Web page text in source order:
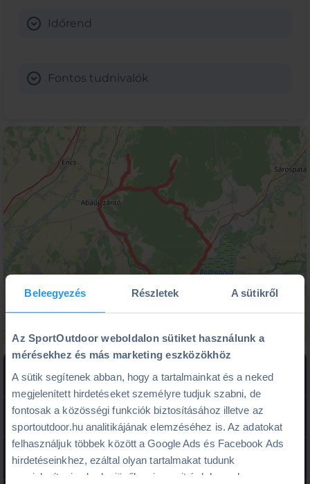
Beleegyezés Részletek A sütikről
Az SportOutdoor weboldalon sütiket használunk a
mérésekhez és más marketing eszközökhöz
A sütik segítenek abban, hogy a tartalmainkat és a neked
megjelenített hirdetéseket személyre tudjuk szabni, de
fontosak a közösségi funkciók biztosításához illetve az
sportoutdoor.hu analitikájának elemzéséhez is. Az adatokat
felhasználjuk többek között a Google Ads és Facebook Ads
hirdetéseinkhez, ezáltal olyan tartalmakat tudunk
megjeleníteni neked a jövőben is, amit érdekesnek vagy
Nehéz 83 km 6 óra
17 900 Ft/fő
event 2026.08.15. Szo
Vannak még szabad helyek.
expand_circle_down Időrend
expand_circle_down Fontos tudnivalók